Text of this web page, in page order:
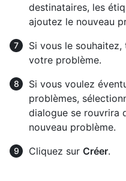
destinataires, les
ajoutez le nouveau
Si vous le
votre problème.
Si vous voulez
problèmes,
dialogue se rouvrira
nouveau problème.
Cliquez sur Créer.